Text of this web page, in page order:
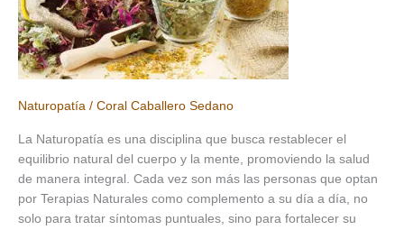
Naturopatía / Coral Caballero Sedano
La Naturopatía es una disciplina que busca restablecer el
equilibrio natural del cuerpo y la mente, promoviendo la salud
de manera integral. Cada vez son más las personas que optan
por Terapias Naturales como complemento a su día a día, no
solo para tratar síntomas puntuales, sino para fortalecer su